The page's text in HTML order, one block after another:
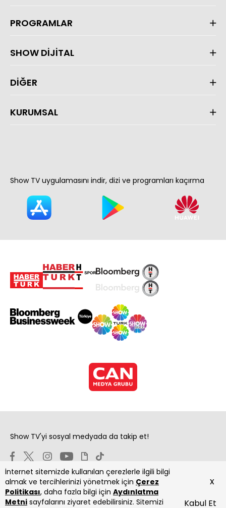
İnternet sitemizde kullanılan çerezlerle ilgili bilgi
almak ve tercihlerinizi yönetmek için Çerez
Politikası, daha fazla bilgi için Aydınlatma
Metni sayfalarını ziyaret edebilirsiniz. Sitemizi
Kabul Et
x
PROGRAMLAR
SHOW DİJİTAL
DİĞER
KURUMSAL
Show TV uygulamasını indir, dizi ve programları kaçırma
Show TV'yi sosyal medyada da takip et!